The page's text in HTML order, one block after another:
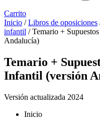
Carrito
Inicio /Libros de oposiciones
infantil / Temario +
Andalucía)
Temario +
Infantil (versión
Versión actualizada 2024
Inicio